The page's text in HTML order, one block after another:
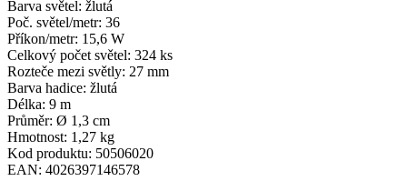
Barva světel: žlutá
Poč. světel/metr: 36
Příkon/metr: 15,6 W
Celkový počet světel: 324 ks
Rozteče mezi světly: 27 mm
Barva hadice: žlutá
Délka: 9 m
Průměr: Ø 1,3 cm
Hmotnost: 1,27 kg
Kod produktu: 50506020
EAN: 4026397146578